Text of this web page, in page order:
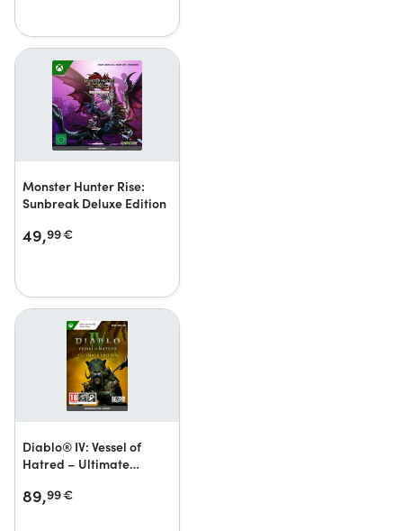
Monster Hunter Rise:
Sunbreak Deluxe Edition
49,99€
Diablo® IV: Vessel of
Hatred – Ultimate
89,99€